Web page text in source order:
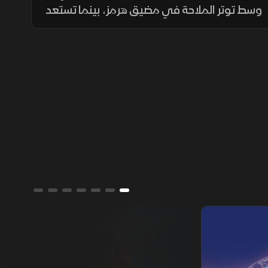
وسط توتر الملاحة في مضيق هرمز، بينما تستعد
أوروبا لمناقشة أزمة الهجرة في إسبانيا، بالتزامن